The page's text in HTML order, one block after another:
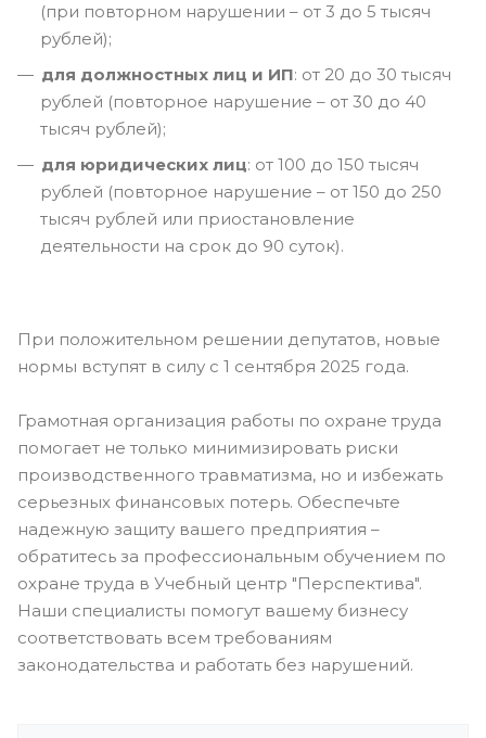
(при повторном нарушении – от 3 до 5 тысяч
рублей);
для должностных лиц и ИП: от 20 до 30 тысяч
рублей (повторное нарушение – от 30 до 40
тысяч рублей);
для юридических лиц: от 100 до 150 тысяч
рублей (повторное нарушение – от 150 до 250
тысяч рублей или приостановление
деятельности на срок до 90 суток).
При положительном решении депутатов, новые
нормы вступят в силу с 1 сентября 2025 года.
Грамотная организация работы по охране труда
помогает не только минимизировать риски
производственного травматизма, но и избежать
серьезных финансовых потерь. Обеспечьте
надежную защиту вашего предприятия –
обратитесь за профессиональным обучением по
охране труда в Учебный центр "Перспектива".
Наши специалисты помогут вашему бизнесу
соответствовать всем требованиям
законодательства и работать без нарушений.